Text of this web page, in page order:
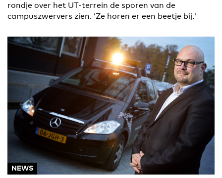
rondje over het UT-terrein de sporen van de
campuszwervers zien. ‘Ze horen er een beetje bij.'
NEWS